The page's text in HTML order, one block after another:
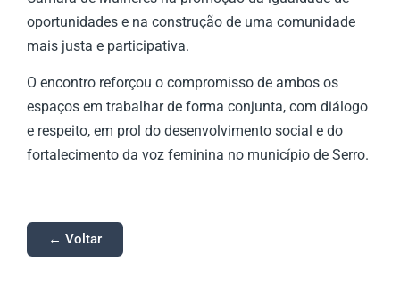
oportunidades e na construção de uma comunidade
mais justa e participativa.
O encontro reforçou o compromisso de ambos os
espaços em trabalhar de forma conjunta, com diálogo
e respeito, em prol do desenvolvimento social e do
fortalecimento da voz feminina no município de Serro.
← Voltar